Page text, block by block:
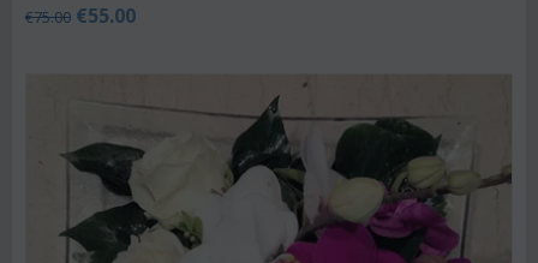
€75.00 €55.00